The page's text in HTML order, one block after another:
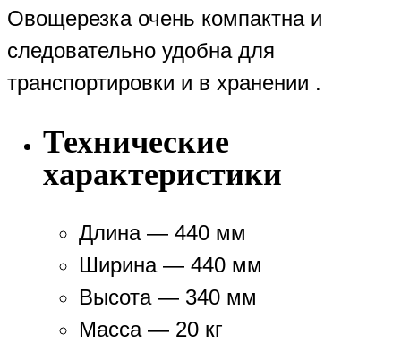
Овощерезка очень компактна и
следовательно удобна для
транспортировки и в хранении .
Технические
характеристики
Длина — 440 мм
Ширина — 440 мм
Высота — 340 мм
Масса — 20 кг